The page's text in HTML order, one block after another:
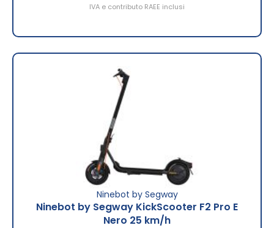
IVA e contributo RAEE inclusi
Ninebot by Segway
Ninebot by Segway KickScooter F2 Pro E
Nero 25 km/h